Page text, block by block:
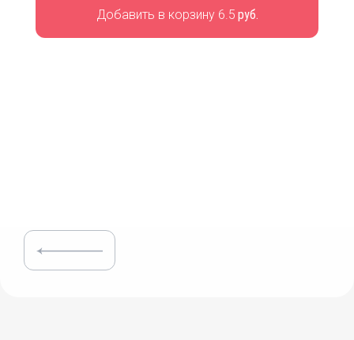
Добавить в корзину 6.5 руб.